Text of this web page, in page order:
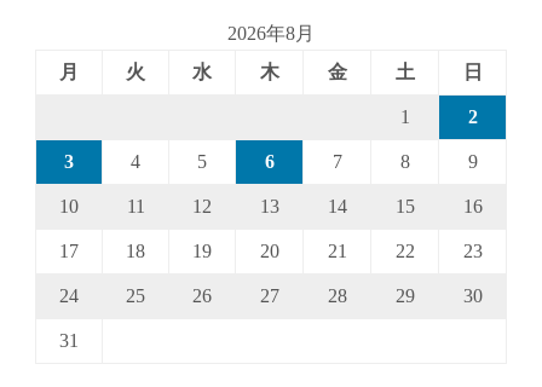
2026年8月
月
火 水 木 金 土 日
1 2
3 4 5 6 7 8 9
10 11 12 13 14 15 16
17 18 19 20 21 22 23
24 25 26 27 28 29 30
31